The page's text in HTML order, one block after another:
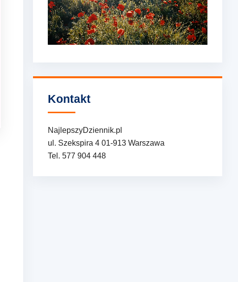
Kontakt
NajlepszyDziennik.pl
ul. Szekspira 4 01-913 Warszawa
Tel. 577 904 448